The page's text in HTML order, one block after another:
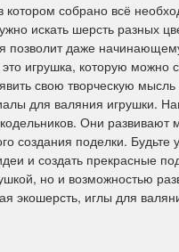
22
Willow
собрано всё
искать шерсть разных
позволит даже
игрушка, которую можно
свою творческую
для валяния игрушки.
Они
создания поделки.
и создать прекрасные
но и возможностью
экошерсть, иглы для